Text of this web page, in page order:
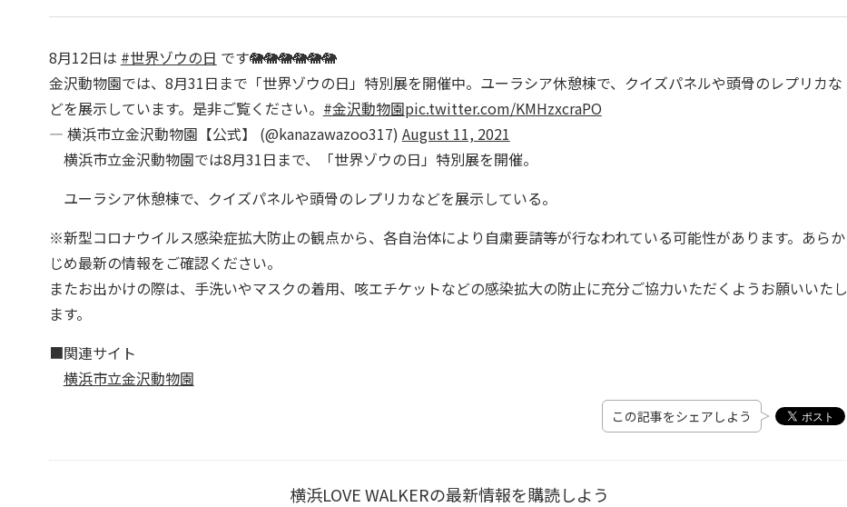
8月12日は #世界ゾウの日 です🐘🐘🐘🐘🐘🐘
金沢動物園では、8月31日まで「世界ゾウの日」特別展を開催中。ユーラシア休憩棟で、クイズパネルや頭骨のレプリカな
どを展示しています。是非ご覧ください。 #金沢動物園pic.twitter.com/KMHzxcraPO
— 横浜市立金沢動物園【公式】 (@kanazawazoo317) August 11, 2021
横浜市立金沢動物園では8月31日まで、「世界ゾウの日」特別展を開催。
ユーラシア休憩棟で、クイズパネルや頭骨のレプリカなどを展示している。
※新型コロナウイルス感染症拡大防止の観点から、各自治体により自粛要請等が行なわれている可能性があります。あらか
じめ最新の情報をご確認ください。
またお出かけの際は、手洗いやマスクの着用、咳エチケットなどの感染拡大の防止に充分ご協力いただくようお願いいたし
ます。
■関連サイト
横浜市立金沢動物園
この記事をシェアしよう
横浜LOVE WALKERの最新情報を購読しよう